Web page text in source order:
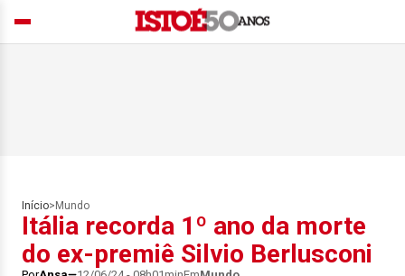
Início> Mundo
Itália recorda 1º ano da morte
do ex-premiê Silvio Berlusconi